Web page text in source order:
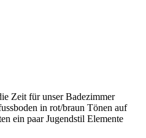
Zeit für unser Badezimmer
in rot/braun Tönen auf
ein paar Jugendstil Elemente